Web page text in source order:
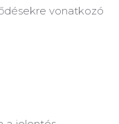
vonatkozó